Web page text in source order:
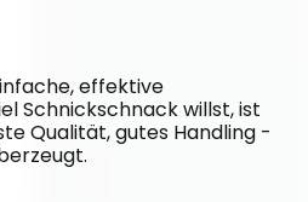
effektive
Schnickschnack willst, ist
Qualität, gutes Handling -